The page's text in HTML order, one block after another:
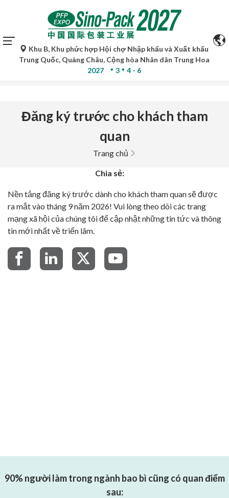
Bản dịch tự động của Google Translate chỉ mang tính chất
tham khảo và có thể không chính xác. Vui lòng tham khảo
bản gốc ngôn ngữ để biết thêm chi tiết.
Khu B, Khu phức hợp Hội chợ Nhập khẩu và Xuất khẩu
Trung Quốc, Quảng Châu, Cộng hòa Nhân dân Trung Hoa
2027
3 4 - 6
Đăng ký trước cho khách tham
quan
Trang chủ
Chia sẻ:
Nền tảng đăng ký trước dành cho khách tham quan sẽ được
ra mắt vào tháng 9 năm 2026! Vui lòng theo dõi các trang
mạng xã hội của chúng tôi để cập nhật những tin tức và thông
tin mới nhất về triển lãm.
90% người làm trong ngành bao bì cũng có quan điểm
sau: